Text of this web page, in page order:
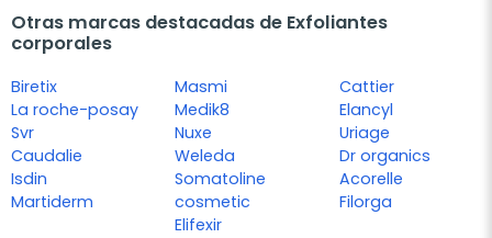
Otras marcas destacadas de Exfoliantes
corporales
Biretix
La roche-posay
Svr
Caudalie
Isdin
Martiderm
Masmi
Medik8
Nuxe
Weleda
Somatoline
cosmetic
Elifexir
Cattier
Elancyl
Uriage
Dr organics
Acorelle
Filorga